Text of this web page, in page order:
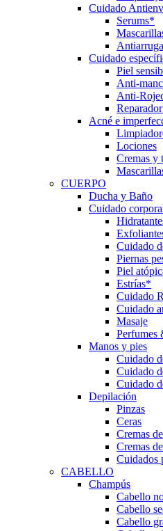
Cuidado
Serums*
Cuidado
Piel
Anti-
Anti-
Acné e
Lociones
Cremas y
CUERPO
Ducha y Baño
Cuidado
Cuidado
Piernas
Piel
Estrías*
Cuidado
Cuidado
Masaje
Perfumes
Manos y pies
Cuidado
Cuidado
Cuidado
Depilación
Pinzas
Ceras
Cremas
Cremas
Cuidados
CABELLO
Champús
Cabello
Cabello
Cabello